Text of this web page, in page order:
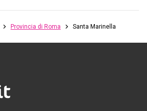
Provincia di Roma Santa Marinella